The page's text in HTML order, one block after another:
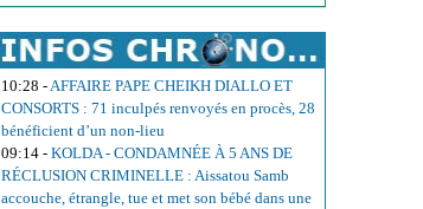
10:28 -AFFAIRE PAPE CHEIKH DIALLO ET
CONSORTS : 71 inculpés renvoyés en procès, 28
bénéficient d’un non-lieu
09:14 - KOLDA - CONDAMNÉE À 5 ANS DE
RÉCLUSION CRIMINELLE : Aissatou Samb
accouche, étrangle, tue et met son bébé dans une